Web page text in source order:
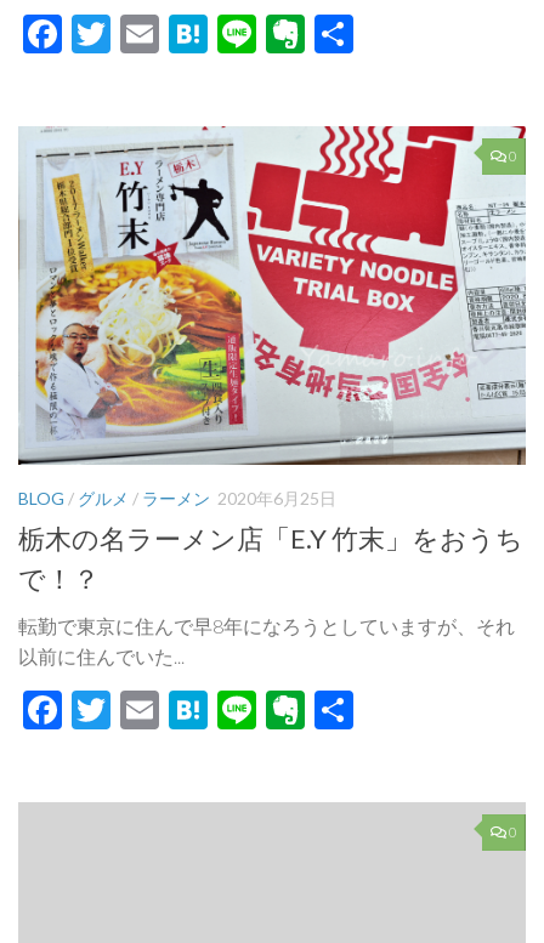
Facebook
Twitter
EmailHatena
LineEvernote
0
BLOG / グルメ / ラーメン 2020年6月25日
栃木の名ラーメン店「E.Y 竹末」をおうち
で！？
転勤で東京に住んで早8年になろうとしていますが、それ
以前に住んでいた...
Facebook
Twitter
EmailHatena
LineEvernote
0